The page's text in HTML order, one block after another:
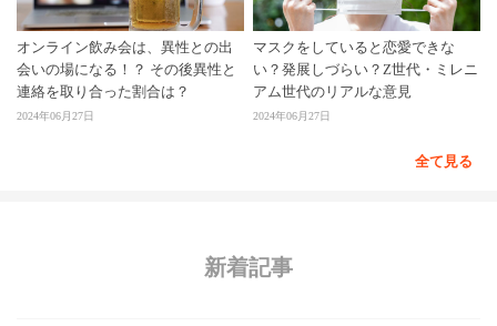
オンライン飲み会は、異性との出
会いの場になる！？ その後異性と
連絡を取り合った割合は？
2024年06月27日
マスクをしていると恋愛できな
い？発展しづらい？Z世代・ミレニ
アム世代のリアルな意見
2024年06月27日
全て見る
新着記事